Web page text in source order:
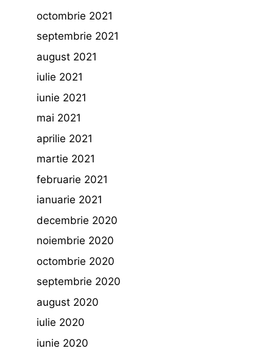
octombrie 2021
septembrie 2021
august 2021
iulie 2021
iunie 2021
mai 2021
aprilie 2021
martie 2021
februarie 2021
ianuarie 2021
decembrie 2020
noiembrie 2020
octombrie 2020
septembrie 2020
august 2020
iulie 2020
iunie 2020